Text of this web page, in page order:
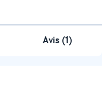
Avis (1)